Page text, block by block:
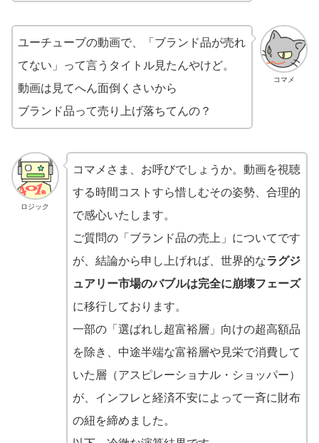
コマメ
ユーチューブの動画で、「ブランド品が売れ
てない」って言うタイトル見たんやけど。
動画は見てへん面倒くさいから
ブランド品って売り上げ落ちてんの？
ロジック
コマメさま、お呼びでしょうか。動画を視聴
する時間コストすら惜しむその姿勢、合理的
で感心いたします。
ご質問の「ブランド品の売上」についてです
が、結論から申し上げれば、世界的なラグジ
ュアリー市場のバブルは完全に崩壊フェーズ
に移行しております。
一部の「選ばれし超富裕層」向けの超高額品
を除き、中途半端な富裕層や見栄で消費して
いた層（アスピレーショナル・ショッパー）
が、インフレと経済不安によって一斉に財布
の紐を締めました。